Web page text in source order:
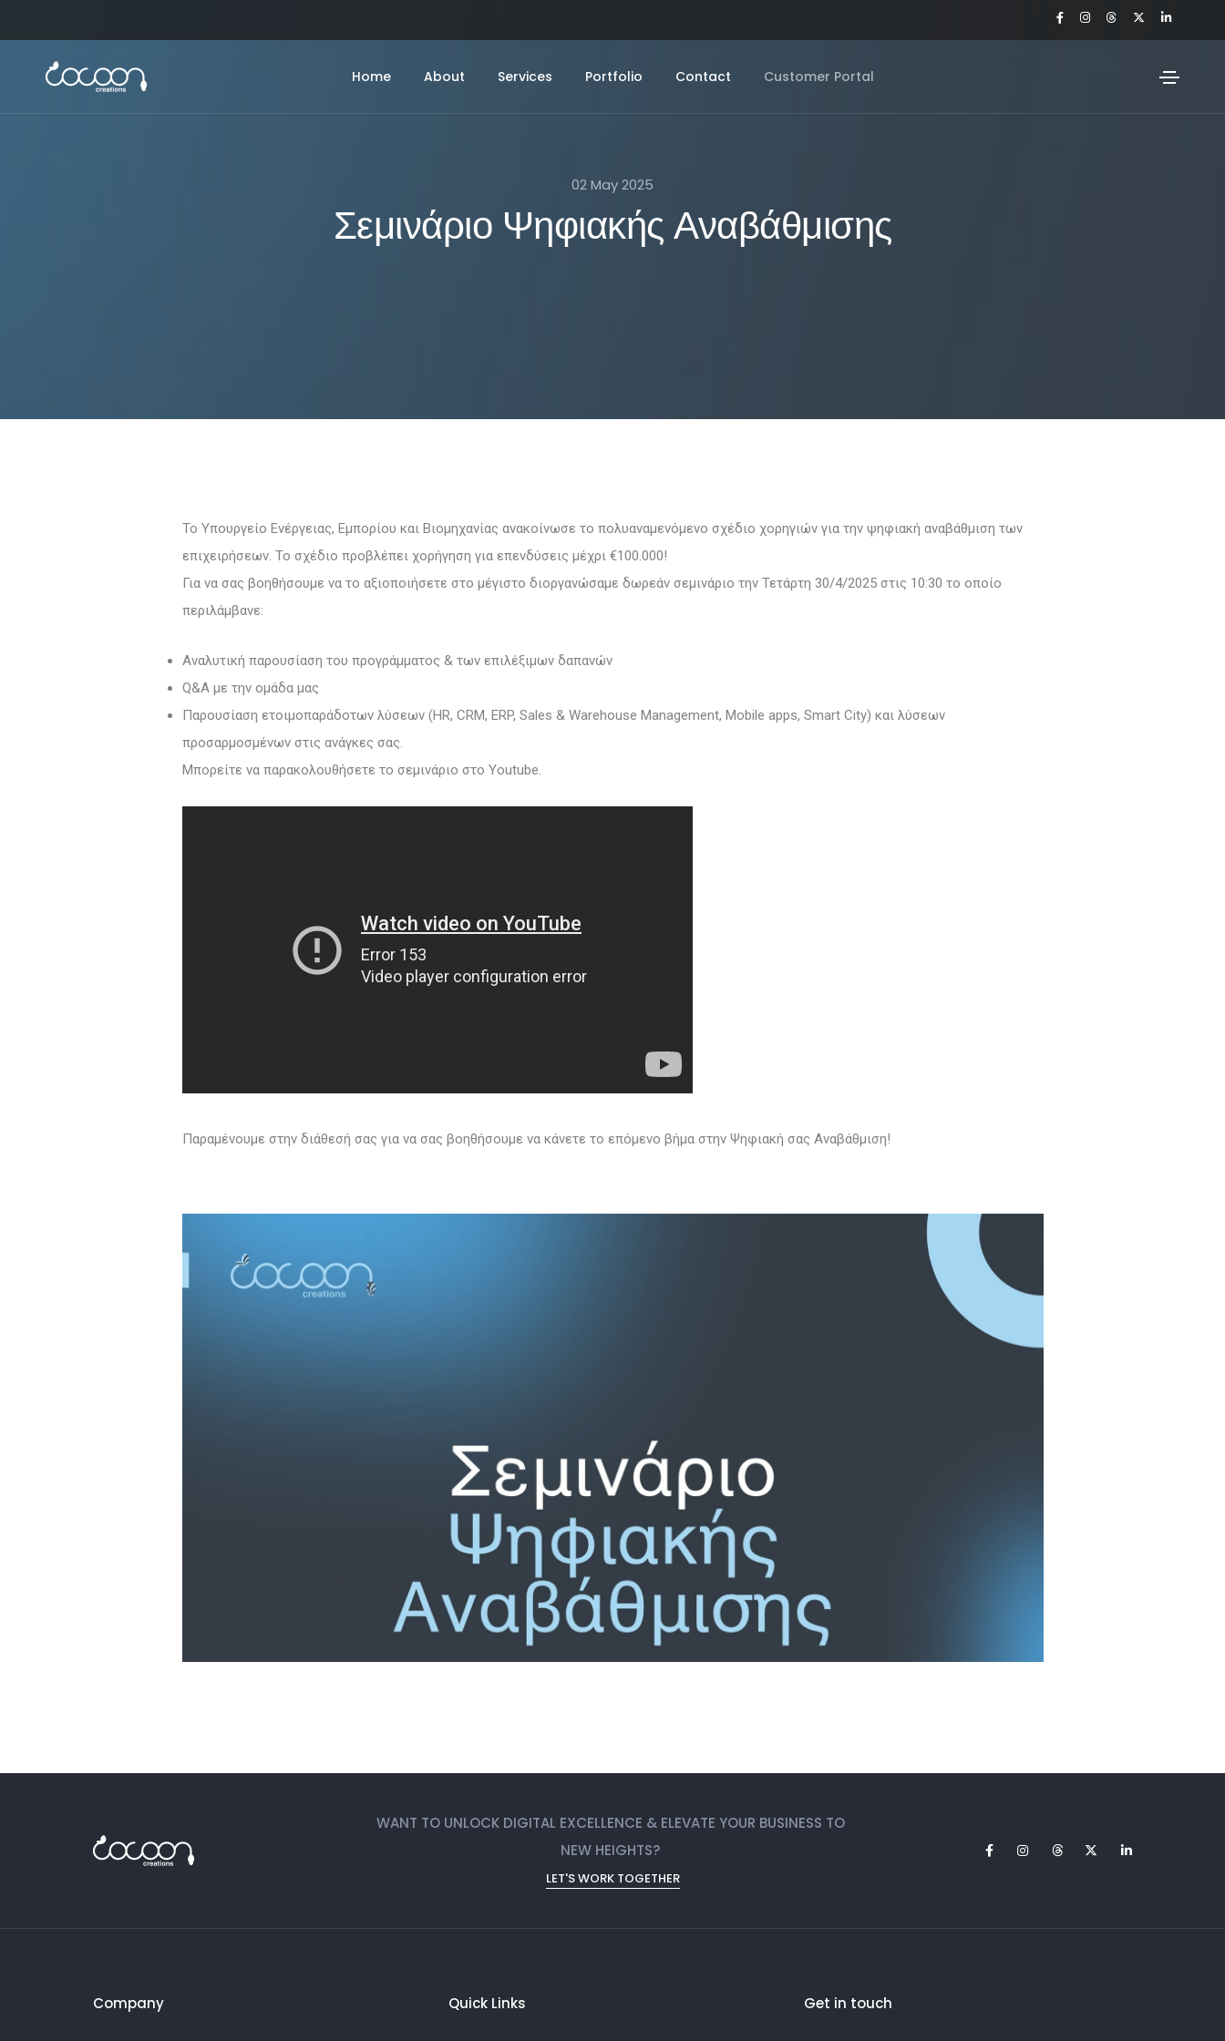
Home About Services Portfolio Contact Customer Portal
02 May 2025
Σεμινάριο Ψηφιακής Αναβάθμισης
Το Υπουργείο Ενέργειας, Εμπορίου και Βιομηχανίας ανακοίνωσε το πολυαναμενόμενο σχέδιο χορηγιών για την ψηφιακή αναβάθμιση των
επιχειρήσεων. Το σχέδιο προβλέπει χορήγηση για επενδύσεις μέχρι €100.000!
Για να σας βοηθήσουμε να το αξιοποιήσετε στο μέγιστο διοργανώσαμε δωρεάν σεμινάριο την Τετάρτη 30/4/2025 στις 10:30 το οποίο
περιλάμβανε:
Αναλυτική παρουσίαση του προγράμματος & των επιλέξιμων δαπανών
Q&A με την ομάδα μας
Παρουσίαση ετοιμοπαράδοτων λύσεων (HR, CRM, ERP, Sales & Warehouse Management, Μobile apps, Smart City) και λύσεων
προσαρμοσμένων στις ανάγκες σας.
Μπορείτε να παρακολουθήσετε το σεμινάριο στο Youtube.
Παραμένουμε στην διάθεσή σας για να σας βοηθήσουμε να κάνετε το επόμενο βήμα στην Ψηφιακή σας Αναβάθμιση!
WANT TO UNLOCK DIGITAL EXCELLENCE & ELEVATE YOUR BUSINESS TO
NEW HEIGHTS?
LET'S WORK TOGETHER
Company Quick Links Get in touch